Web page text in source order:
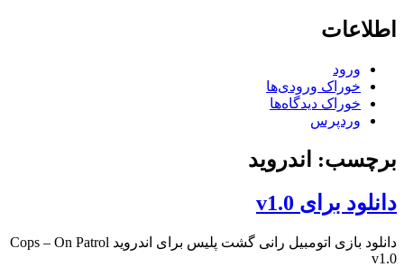
اطلاعات
ورود
خوراک ورودی‌ها
خوراک دیدگاه‌ها
وردپرس
برچسب: اندروید
دانلود برای v1.0
دانلود بازی اتومبیل رانی گشت پلیس برای اندروید Cops – On Patrol
v1.0